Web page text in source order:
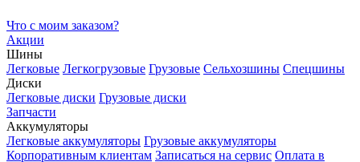
Что с моим заказом?
Акции
Шины
Легковые Легкогрузовые Грузовые Сельхозшины Спецшины
Диски
Легковые диски Грузовые диски
Запчасти
Аккумуляторы
Легковые аккумуляторы Грузовые аккумуляторы
Корпоративным клиентам Записаться на сервис Оплата в